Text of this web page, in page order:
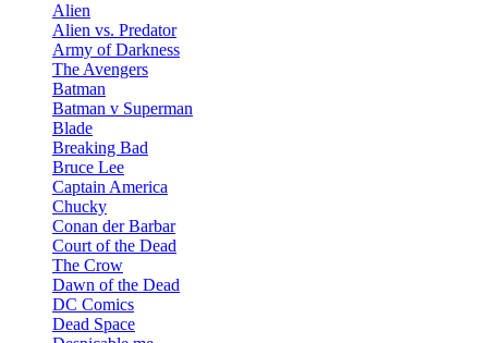
Alien
Alien vs. Predator
Army of Darkness
The Avengers
Batman
Batman v Superman
Blade
Breaking Bad
Bruce Lee
Captain America
Chucky
Conan der Barbar
Court of the Dead
The Crow
Dawn of the Dead
DC Comics
Dead Space